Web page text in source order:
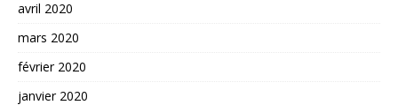
avril 2020
mars 2020
février 2020
janvier 2020